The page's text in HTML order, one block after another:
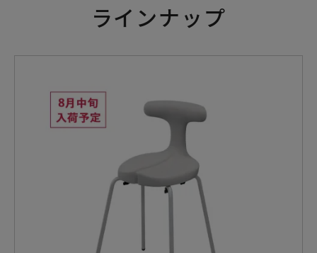
ラインナップ